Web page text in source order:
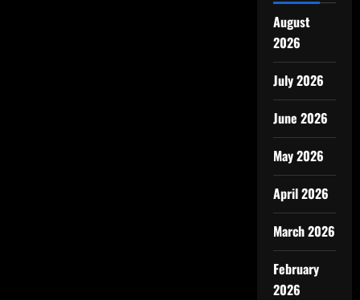
August
2026
July 2026
June 2026
May 2026
April 2026
March 2026
February
2026